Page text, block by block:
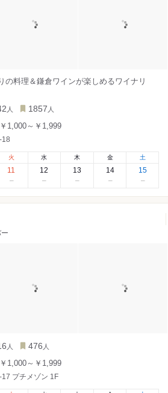
の料理＆鎌倉ワインが楽しめるワイナリ
人 1857 人
￥1,000～￥1,999
18
火
11
水
12
木
13
金
14
土
15
人 476 人
￥1,000～￥1,999
プチメゾン 1F